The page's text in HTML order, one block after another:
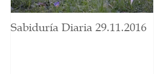
Sabiduría Diaria 29.11.2016